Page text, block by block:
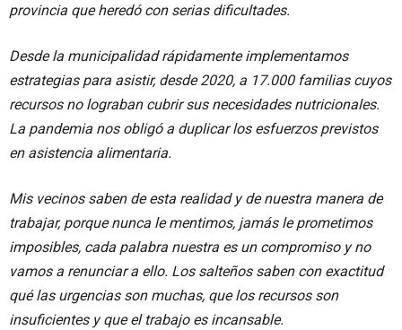
provincia que heredó con serias dificultades.
Desde la municipalidad rápidamente implementamos
estrategias para asistir, desde 2020, a 17.000 familias cuyos
recursos no lograban cubrir sus necesidades nutricionales.
La pandemia nos obligó a duplicar los esfuerzos previstos
en asistencia alimentaria.
Mis vecinos saben de esta realidad y de nuestra manera de
trabajar, porque nunca le mentimos, jamás le prometimos
imposibles, cada palabra nuestra es un compromiso y no
vamos a renunciar a ello. Los salteños saben con exactitud
qué las urgencias son muchas, que los recursos son
insuficientes y que el trabajo es incansable.